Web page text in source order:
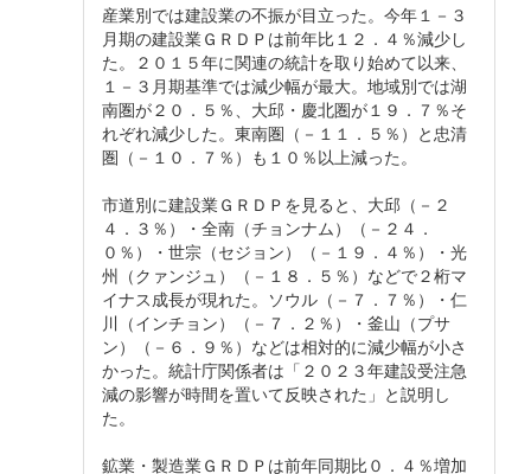
産業別では建設業の不振が目立った。今年１－３
月期の建設業ＧＲＤＰは前年比１２．４％減少し
た。２０１５年に関連の統計を取り始めて以来、
１－３月期基準では減少幅が最大。地域別では湖
南圏が２０．５％、大邱・慶北圏が１９．７％そ
れぞれ減少した。東南圏（－１１．５％）と忠清
圏（－１０．７％）も１０％以上減った。
市道別に建設業ＧＲＤＰを見ると、大邱（－２
４．３％）・全南（チョンナム）（－２４．
０％）・世宗（セジョン）（－１９．４％）・光
州（クァンジュ）（－１８．５％）などで２桁マ
イナス成長が現れた。ソウル（－７．７％）・仁
川（インチョン）（－７．２％）・釜山（プサ
ン）（－６．９％）などは相対的に減少幅が小さ
かった。統計庁関係者は「２０２３年建設受注急
減の影響が時間を置いて反映された」と説明し
た。
鉱業・製造業ＧＲＤＰは前年同期比０．４％増加